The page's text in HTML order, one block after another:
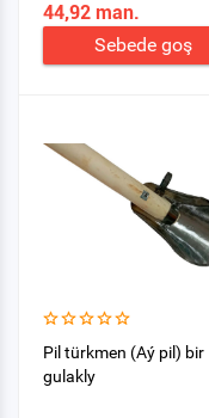
44,92 man.
Sebede goş
Pil türkmen (Aý pil) bir
gulakly